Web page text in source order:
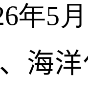
年5 月
海